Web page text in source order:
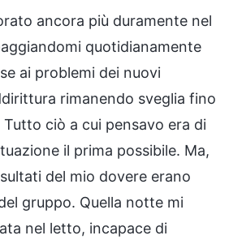
ancora più duramente nel
quotidianamente
ai problemi dei nuovi
rimanendo sveglia fino
ciò a cui pensavo era di
il prima possibile. Ma,
del mio dovere erano
gruppo. Quella notte mi
nel letto, incapace di